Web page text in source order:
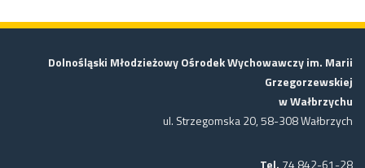
Dolnośląski Młodzieżowy Ośrodek Wychowawczy im. Marii
Grzegorzewskiej
w Wałbrzychu
ul. Strzegomska 20, 58-308 Wałbrzych
Tel. 74 842-61-28